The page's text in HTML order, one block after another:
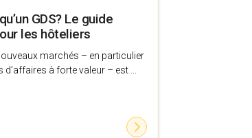
GDS? Le guide
les hôteliers
marchés – en particulier
d’affaires à forte valeur – est ...